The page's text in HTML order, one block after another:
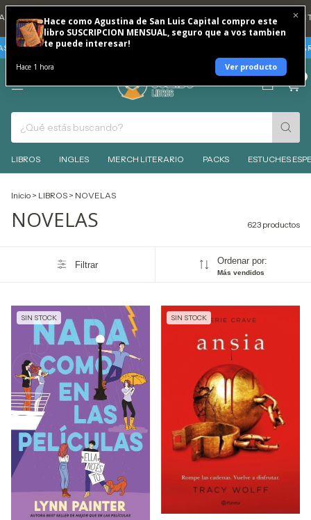
Hace como Agustina de San Luis Capital compro este
libro SUSCRIPCION MENSUAL, seguro que a vos tambien
te puede interesar!
Hace 1 hora Ver producto
REINTEGRO TODOS LOS DÍAS 🐶 💳 3 CUOTAS SIN INTERES CON
INTERES TARJETAS BBVA - VIERNES 7 Y SABADO 8 DE AGOSTO 30%
LIBROS INGLES MERCH LITERARIO PACKS ESTUCHES
Inicio > LIBROS > NOVELAS
NOVELAS 623 productos
Filtrar Ordenar por:
Más vendidos
SIN STOCK SIN STOCK